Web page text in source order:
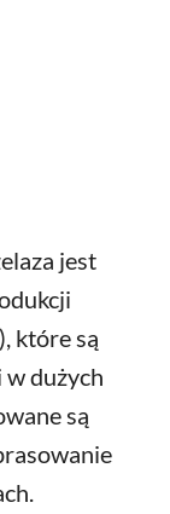
jest
które są
w dużych
są